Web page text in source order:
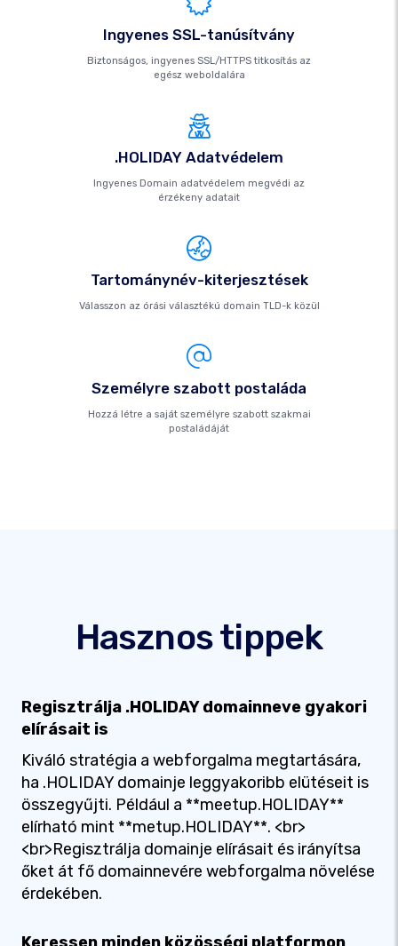
Ingyenes SSL-tanúsítvány
Biztonságos, ingyenes SSL/HTTPS titkosítás az
egész weboldalára
.HOLIDAY Adatvédelem
Ingyenes Domain adatvédelem megvédi az
érzékeny adatait
Tartománynév-kiterjesztések
Válasszon az órási választékú domain TLD-k közül
Személyre szabott postaláda
Hozzá létre a saját személyre szabott szakmai
postaládáját
Hasznos tippek
Regisztrálja .HOLIDAY domainneve gyakori
elírásait is
Kiváló stratégia a webforgalma megtartására,
ha .HOLIDAY domainje leggyakoribb elütéseit is
összegyűjti. Például a **meetup.HOLIDAY**
elírható mint **metup.HOLIDAY**. <br>
<br>Regisztrálja domainje elírásait és irányítsa
őket át fő domainnevére webforgalma növelése
érdekében.